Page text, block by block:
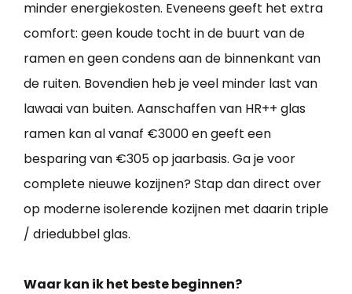
minder energiekosten. Eveneens geeft het extra
comfort: geen koude tocht in de buurt van de
ramen en geen condens aan de binnenkant van
de ruiten. Bovendien heb je veel minder last van
lawaai van buiten. Aanschaffen van HR++ glas
ramen kan al vanaf €3000 en geeft een
besparing van €305 op jaarbasis. Ga je voor
complete nieuwe kozijnen? Stap dan direct over
op moderne isolerende kozijnen met daarin triple
/ driedubbel glas.
Waar kan ik het beste beginnen?